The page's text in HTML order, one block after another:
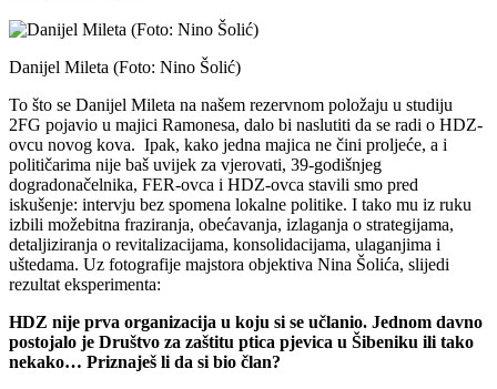
Danijel Mileta (Foto: Nino Šolić)
To što se Danijel Mileta na našem rezervnom položaju u studiju
2FG pojavio u majici Ramonesa, dalo bi naslutiti da se radi o HDZ-
ovcu novog kova. Ipak, kako jedna majica ne čini proljeće, a i
političarima nije baš uvijek za vjerovati, 39-godišnjeg
dogradonačelnika, FER-ovca i HDZ-ovca stavili smo pred
iskušenje: intervju bez spomena lokalne politike. I tako mu iz ruku
izbili možebitna fraziranja, obećavanja, izlaganja o strategijama,
detaljiziranja o revitalizacijama, konsolidacijama, ulaganjima i
uštedama. Uz fotografije majstora objektiva Nina Šolića, slijedi
rezultat eksperimenta:
HDZ nije prva organizacija u koju si se učlanio. Jednom davno
postojalo je Društvo za zaštitu ptica pjevica u Šibeniku ili tako
nekako… Priznaješ li da si bio član?